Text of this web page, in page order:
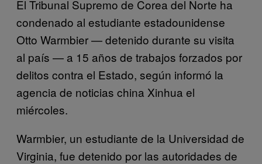
El Tribunal Supremo de Corea del Norte ha
condenado al estudiante estadounidense
Otto Warmbier — detenido durante su visita
al país — a 15 años de trabajos forzados por
delitos contra el Estado, según informó la
agencia de noticias china Xinhua el
miércoles.
Warmbier, un estudiante de la Universidad de
Virginia, fue detenido por las autoridades de